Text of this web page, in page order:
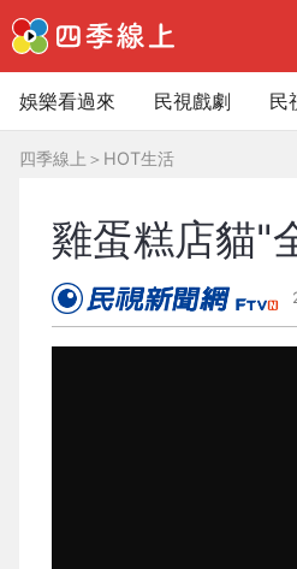
娛樂看過來 民視戲劇 民
四季線上 ＞ HOT生活
雞蛋糕店貓"